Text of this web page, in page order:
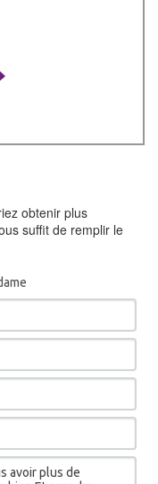
obtenir plus
suffit de remplir le